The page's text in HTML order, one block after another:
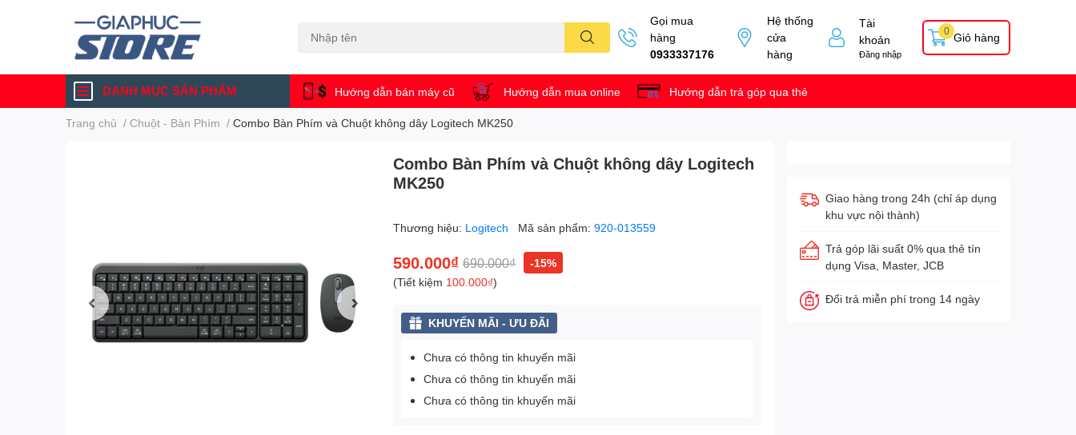
Gọi mua
hàng
0933337176
Hệ thống
cửa
hàng
Tài
khoản
Đăng nhập
Giỏ hàng
0
DANH MỤC SẢN PHẨM Hướng dẫn bán máy cũ Hướng dẫn mua online Hướng dẫn trả góp qua thẻ
Trang chủ / Chuột - Bàn Phím / Combo Bàn Phím và Chuột không dây Logitech MK250
Combo Bàn Phím và Chuột không dây Logitech
MK250
Thương hiệu: Logitech Mã sản phẩm:920-013559
590.000₫ 690.000₫
-15%
(Tiết kiệm 100.000₫)
KHUYẾN MÃI - ƯU ĐÃI
Chưa có thông tin khuyến mãi
Chưa có thông tin khuyến mãi
Chưa có thông tin khuyến mãi
Giao hàng trong 24h (chỉ áp dụng
khu vực nội thành)
Trả góp lãi suất 0% qua thẻ tín
dụng Visa, Master, JCB
Đổi trả miễn phí trong 14 ngày